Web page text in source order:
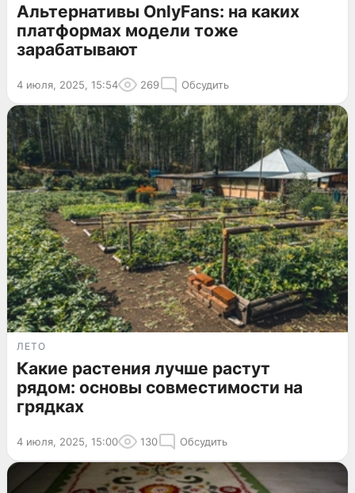
Альтернативы OnlyFans: на каких
платформах модели тоже
зарабатывают
4 июля, 2025, 15:54 269 Обсудить
ЛЕТО
Какие растения лучше растут
рядом: основы совместимости на
грядках
4 июля, 2025, 15:00 130 Обсудить